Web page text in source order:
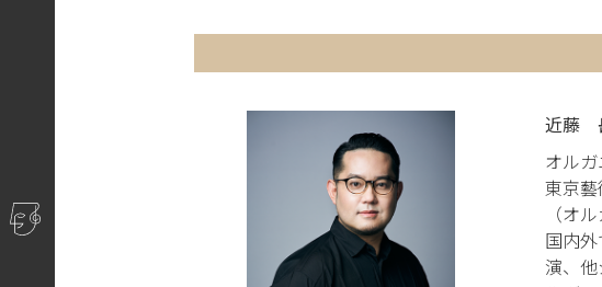
近藤
オルガ
東京
（オ
国内
演、